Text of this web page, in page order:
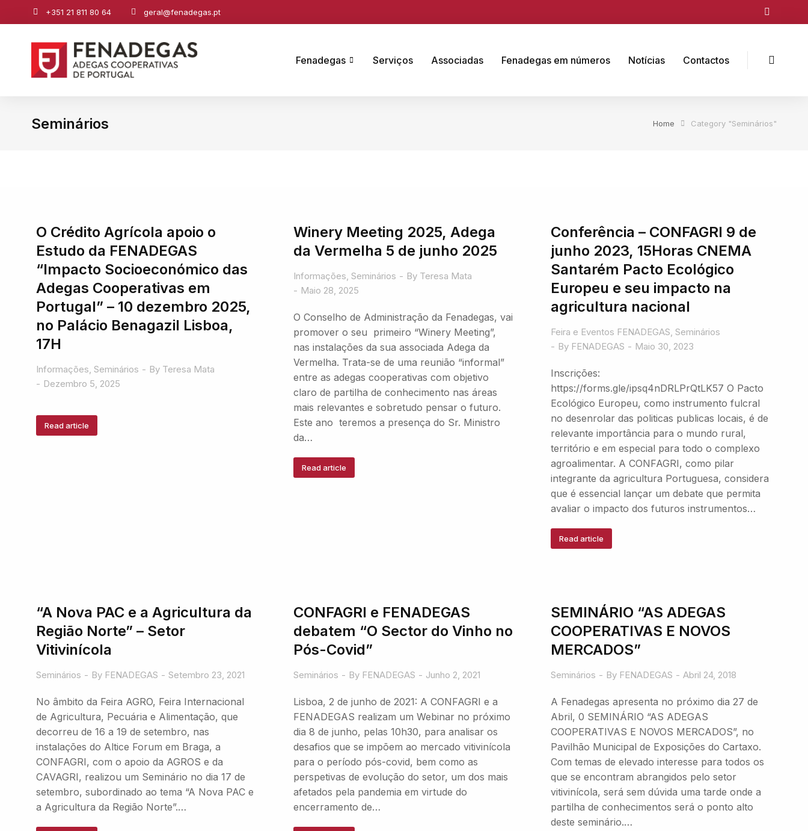
+351 21 811 80 64 geral@fenadegas.pt
Fenadegas Serviços Associadas Fenadegas em números Notícias Contactos
Seminários Home Category "Seminários"
O Crédito Agrícola apoio o
Estudo da FENADEGAS
“Impacto Socioeconómico das
Adegas Cooperativas em
Portugal” – 10 dezembro 2025,
no Palácio Benagazil Lisboa,
17H
Informações, Seminários By Teresa Mata
Dezembro 5, 2025
Read article
Winery Meeting 2025, Adega
da Vermelha 5 de junho 2025
Informações, Seminários By Teresa Mata
Maio 28, 2025
O Conselho de Administração da Fenadegas, vai
promover o seu primeiro “Winery Meeting”,
nas instalações da sua associada Adega da
Vermelha. Trata-se de uma reunião “informal”
entre as adegas cooperativas com objetivo
claro de partilha de conhecimento nas áreas
mais relevantes e sobretudo pensar o futuro.
Este ano teremos a presença do Sr. Ministro
da…
Read article
Conferência – CONFAGRI 9 de
junho 2023, 15Horas CNEMA
Santarém Pacto Ecológico
Europeu e seu impacto na
agricultura nacional
Feira e Eventos FENADEGAS, Seminários
By FENADEGAS Maio 30, 2023
Inscrições:
https://forms.gle/ipsq4nDRLPrQtLK57 O Pacto
Ecológico Europeu, como instrumento fulcral
no desenrolar das politicas publicas locais, é de
relevante importância para o mundo rural,
território e em especial para todo o complexo
agroalimentar. A CONFAGRI, como pilar
integrante da agricultura Portuguesa, considera
que é essencial lançar um debate que permita
avaliar o impacto dos futuros instrumentos…
Read article
“A Nova PAC e a Agricultura da
Região Norte” – Setor
Vitivinícola
Seminários By FENADEGAS Setembro 23, 2021
No âmbito da Feira AGRO, Feira Internacional
de Agricultura, Pecuária e Alimentação, que
decorreu de 16 a 19 de setembro, nas
instalações do Altice Forum em Braga, a
CONFAGRI, com o apoio da AGROS e da
CAVAGRI, realizou um Seminário no dia 17 de
setembro, subordinado ao tema “A Nova PAC e
a Agricultura da Região Norte”.…
CONFAGRI e FENADEGAS
debatem “O Sector do Vinho no
Pós-Covid”
Seminários By FENADEGAS Junho 2, 2021
Lisboa, 2 de junho de 2021: A CONFAGRI e a
FENADEGAS realizam um Webinar no próximo
dia 8 de junho, pelas 10h30, para analisar os
desafios que se impõem ao mercado vitivinícola
para o período pós-covid, bem como as
perspetivas de evolução do setor, um dos mais
afetados pela pandemia em virtude do
encerramento de…
SEMINÁRIO “AS ADEGAS
COOPERATIVAS E NOVOS
MERCADOS”
Seminários By FENADEGAS Abril 24, 2018
A Fenadegas apresenta no próximo dia 27 de
Abril, 0 SEMINÁRIO “AS ADEGAS
COOPERATIVAS E NOVOS MERCADOS”, no
Pavilhão Municipal de Exposições do Cartaxo.
Com temas de elevado interesse para todos os
que se encontram abrangidos pelo setor
vitivinícola, será sem dúvida uma tarde onde a
partilha de conhecimentos será o ponto alto
deste seminário.…